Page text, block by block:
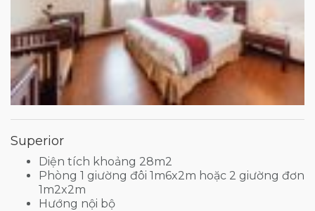
Superior
Diện tích khoảng 28m2
Phòng 1 giường đôi 1m6x2m hoặc 2 giường đơn
1m2x2m
Hướng nội bộ